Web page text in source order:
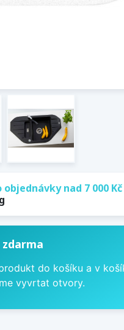
nad 7 000 Kč
do košíku a v
vyvrtat otvory.